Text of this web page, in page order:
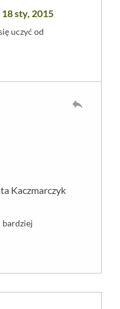
18 sty, 2015
uczyć od
Kaczmarczyk
bardziej
reply